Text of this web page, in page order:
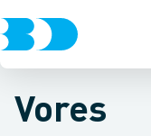
Vores